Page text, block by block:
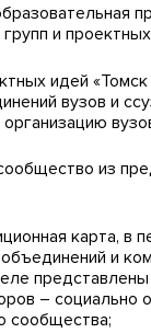
и
идей
вузов и
из
карта, в
и
– социально
сообщества;